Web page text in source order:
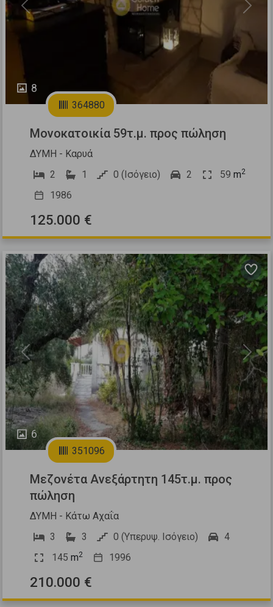
8
Previous Next
364880
Μονοκατοικία 59τ.μ. προς πώληση
ΔΥΜΗ - Καρυά
2
1 0 (Ισόγειο) 2 59 m2
1986
125.000 €
6
Previous Next
351096
Μεζονέτα Ανεξάρτητη 145τ.μ. προς
πώληση
ΔΥΜΗ - Κάτω Αχαΐα
3
3 0 (Υπερυψ. Ισόγειο)
4
145 m2 1996
210.000 €